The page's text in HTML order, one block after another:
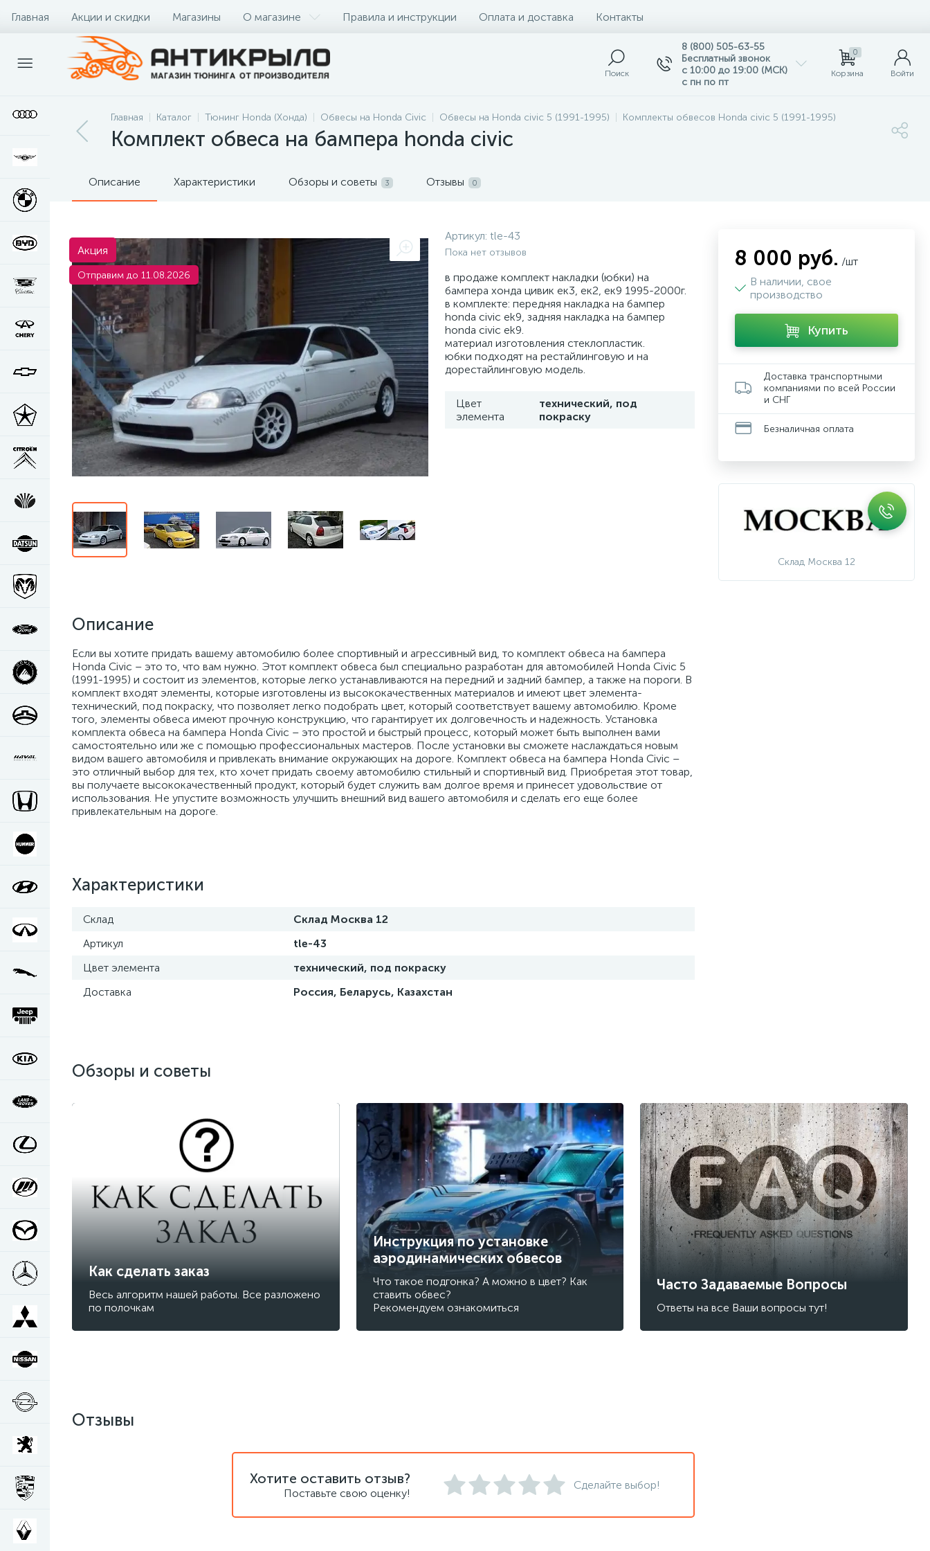
Главная Акции и скидки Магазины О магазине Правила и инструкции Оплата и доставка Контакты
Поиск
8 (800) 505-63-55
Бесплатный звонок
с 10:00 до 19:00 (МСК)
с пн по пт
0
Корзина Войти
Главная Каталог Тюнинг Honda (Хонда) Обвесы на Honda Civic Обвесы на Honda civic 5 (1991-1995) Комплекты обвесов Honda civic 5 (1991-1995)
Комплект обвеса на бампера honda civic
Описание Характеристики Обзоры и советы 3 Отзывы 0
Акция
Отправим до 11.08.2026
Артикул: tle-43
Пока нет отзывов
в продаже комплект накладки (юбки) на
бампера хонда цивик ек3, ек2, ек9 1995-2000г.
в комплекте: передняя накладка на бампер
honda civic ek9, задняя накладка на бампер
honda civic ek9.
материал изготовления стеклопластик.
юбки подходят на рестайлинговую и на
дорестайлинговую модель.
Цвет
элемента
технический, под
покраску
Описание
Если вы хотите придать вашему автомобилю более спортивный и агрессивный вид, то комплект обвеса на бампера
Honda Civic – это то, что вам нужно. Этот комплект обвеса был специально разработан для автомобилей Honda Civic 5
(1991-1995) и состоит из элементов, которые легко устанавливаются на передний и задний бампер, а также на пороги. В
комплект входят элементы, которые изготовлены из высококачественных материалов и имеют цвет элемента-
технический, под покраску, что позволяет легко подобрать цвет, который соответствует вашему автомобилю. Кроме
того, элементы обвеса имеют прочную конструкцию, что гарантирует их долговечность и надежность. Установка
комплекта обвеса на бампера Honda Civic – это простой и быстрый процесс, который может быть выполнен вами
самостоятельно или же с помощью профессиональных мастеров. После установки вы сможете наслаждаться новым
видом вашего автомобиля и привлекать внимание окружающих на дороге. Комплект обвеса на бампера Honda Civic –
это отличный выбор для тех, кто хочет придать своему автомобилю стильный и спортивный вид. Приобретая этот товар,
вы получаете высококачественный продукт, который будет служить вам долгое время и принесет удовольствие от
использования. Не упустите возможность улучшить внешний вид вашего автомобиля и сделать его еще более
привлекательным на дороге.
Характеристики
Склад
Склад Москва 12
Артикул
tle-43
Цвет элемента
технический, под покраску
Доставка
Россия, Беларусь, Казахстан
8 000 руб. /шт
В наличии, свое
производство
Купить
Доставка транспортными
компаниями по всей России
и СНГ
Безналичная оплата
Склад Москва 12
Обзоры и советы
Как сделать заказ
Весь алгоритм нашей работы. Все разложено
по полочкам
Инструкция по установке
аэродинамических обвесов
Что такое подгонка? А можно в цвет? Как
ставить обвес?
Рекомендуем ознакомиться
Часто Задаваемые Вопросы
Ответы на все Ваши вопросы тут!
Отзывы
Хотите оставить отзыв?
Поставьте свою оценку!
Сделайте выбор!